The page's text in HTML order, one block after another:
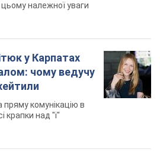
належної уваги
у Карпатах
чому ведучу
комунікацію в
крапки над "і"